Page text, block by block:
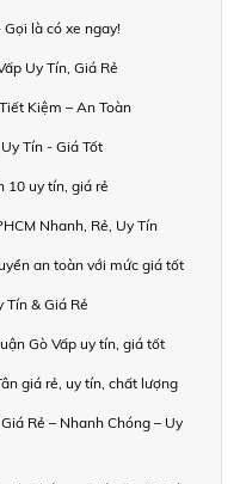
là có xe ngay!
Uy Tín, Giá Rẻ
Kiệm – An Toàn
Tín - Giá Tốt
10 uy tín, giá rẻ
Nhanh, Rẻ, Uy Tín
an toàn với mức giá tốt
Tín & Giá Rẻ
Gò Vấp uy tín, giá tốt
giá rẻ, uy tín, chất lượng
Rẻ – Nhanh Chóng – Uy